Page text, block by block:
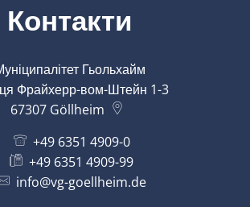
Контакти
Гьольхайм
Фрайхерр-вом-Штейн 1-3
67307 Göllheim
+49 6351 4909-0
+49 6351 4909-99
info@vg-goellheim.de